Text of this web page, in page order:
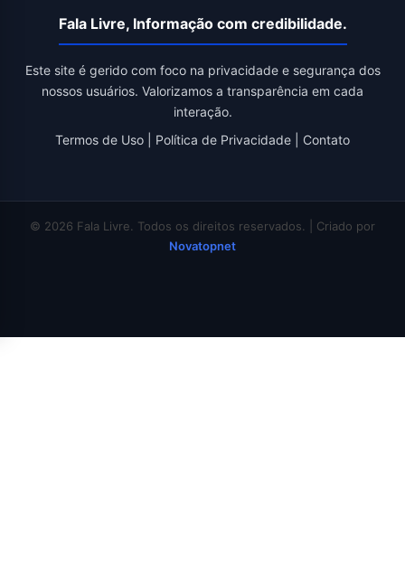
Fala Livre, Informação com credibilidade.
Este site é gerido com foco na privacidade e segurança dos
nossos usuários. Valorizamos a transparência em cada
interação.
Termos de Uso
Política de Privacidade Contato
© 2026 Fala Livre. Todos os direitos reservados. | Criado por
Novatopnet